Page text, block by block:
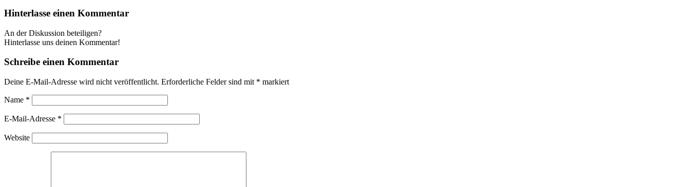
Hinterlasse einen Kommentar
An der Diskussion beteiligen?
Hinterlasse uns deinen Kommentar!
Schreibe einen Kommentar
Deine E-Mail-Adresse wird nicht veröffentlicht. Erforderliche Felder sind mit * markiert
Name *
E-Mail-Adresse *
Website